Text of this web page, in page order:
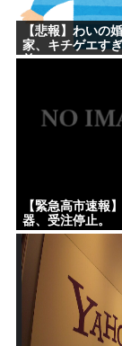
【悲報】わいの
家、キチゲエす
前
【緊急高市速報
器、受注停止。